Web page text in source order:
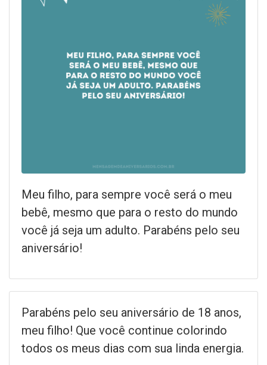
Meu filho, para sempre você será o meu
bebê, mesmo que para o resto do mundo
você já seja um adulto. Parabéns pelo seu
aniversário!
Parabéns pelo seu aniversário de 18 anos,
meu filho! Que você continue colorindo
todos os meus dias com sua linda energia.